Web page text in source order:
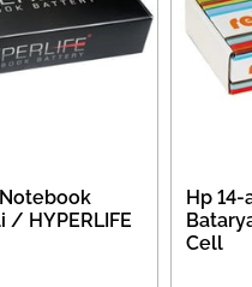
/ HYPERLIFE
Hp
Cell